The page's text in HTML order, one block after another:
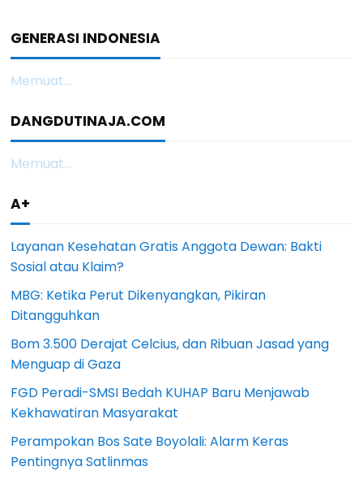
GENERASI INDONESIA
Memuat...
DANGDUTINAJA.COM
Memuat...
A+
Layanan Kesehatan Gratis Anggota Dewan: Bakti
Sosial atau Klaim?
MBG: Ketika Perut Dikenyangkan, Pikiran
Ditangguhkan
Bom 3.500 Derajat Celcius, dan Ribuan Jasad yang
Menguap di Gaza
FGD Peradi-SMSI Bedah KUHAP Baru Menjawab
Kekhawatiran Masyarakat
Perampokan Bos Sate Boyolali: Alarm Keras
Pentingnya Satlinmas